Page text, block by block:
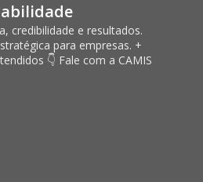
credibilidade e resultados.
para empresas. +
👇 Fale com a CAMIS